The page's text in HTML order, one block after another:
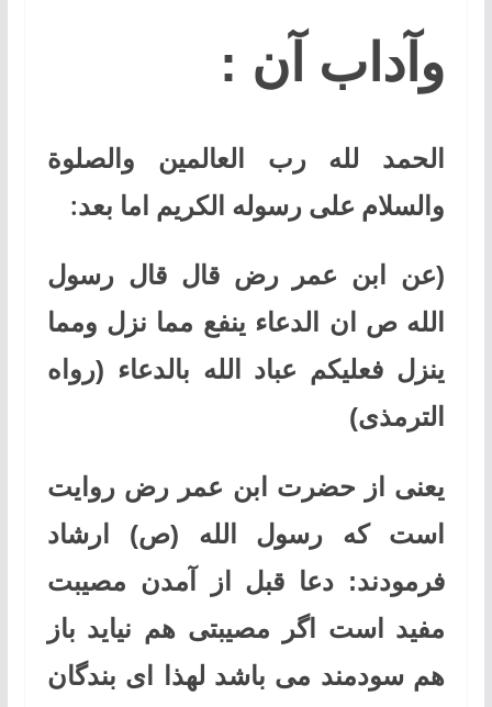
وآداب آن :
الحمد لله رب العالمین والصلوة
والسلام علی رسوله الکریم اما بعد:
(عن ابن عمر رض قال قال رسول
الله ص ان الدعاء ینفع مما نزل ومما
ینزل فعلیکم عباد الله بالدعاء (رواه
الترمذی)
یعنی از حضرت ابن عمر رض روایت
است که رسول الله (ص) ارشاد
فرمودند: دعا قبل از آمدن مصیبت
مفید است اگر مصیبتی هم نیاید باز
هم سودمند می باشد لهذا ای بندگان